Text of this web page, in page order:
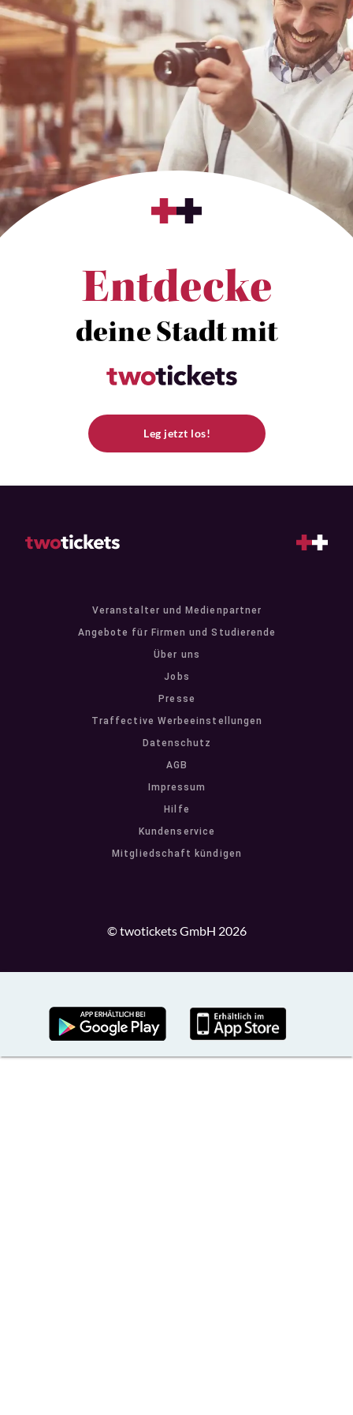
Entdecke
deine Stadt mit
Leg jetzt los!
Veranstalter und Medienpartner
Angebote für Firmen und Studierende
Über uns
Jobs
Presse
Traffective Werbeeinstellungen
Datenschutz
AGB
Impressum
Hilfe
Kundenservice
Mitgliedschaft kündigen
© twotickets GmbH 2026